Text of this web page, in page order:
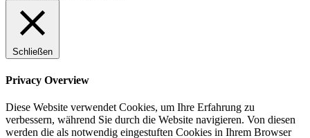
Schließen
Privacy Overview
Diese Website verwendet Cookies, um Ihre Erfahrung zu
verbessern, während Sie durch die Website navigieren. Von diesen
werden die als notwendig eingestuften Cookies in Ihrem Browser